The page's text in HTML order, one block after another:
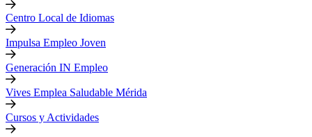
Centro Local de Idiomas
Impulsa Empleo Joven
Generación IN Empleo
Vives Emplea Saludable Mérida
Cursos y Actividades